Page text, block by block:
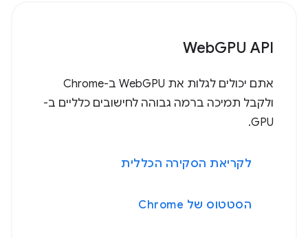
WebGPU API
אתם יכולים לגלות את WebGPU ב-Chrome
ולקבל תמיכה ברמה גבוהה לחישובים כלליים ב-
GPU.
לקריאת הסקירה הכללית
הסטטוס של Chrome